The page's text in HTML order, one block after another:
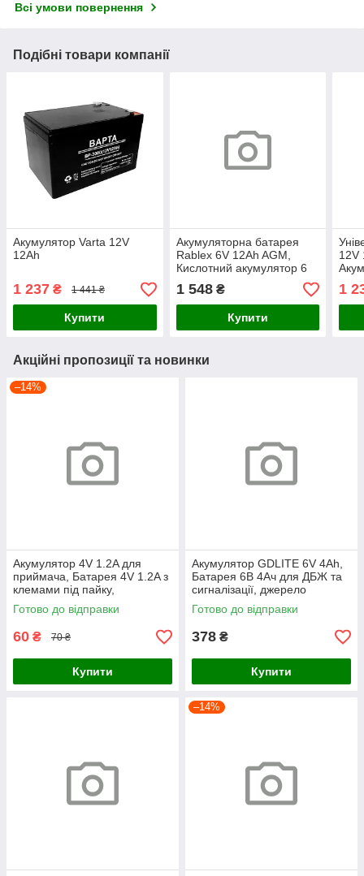
Всі умови повернення
Подібні товари компанії
Акумулятор Varta 12V
12Ah
1 237 ₴ 1 441 ₴
Купити
Акумуляторна батарея
Rablex 6V 12Ah AGM,
Кислотний акумулятор 6
вольт для ДБЖ,
електромобілів та
обладнання
1 548₴
Купити
12V
1
Акційні пропозиції та новинки
–14%
Акумулятор 4V 1.2A для
приймача, Батарея 4V 1.2A з
клемами під пайку,
акумулятор 4 вольт для ваг
та ліхтарів
Готово до відправки
60 ₴ 70 ₴
Купити
Акумулятор GDLITE 6V 4Ah,
Батарея 6В 4Ач для ДБЖ та
сигналізації, джерело
живлення для техніки та
ліхтарів
Готово до відправки
378 ₴
Купити
–14%